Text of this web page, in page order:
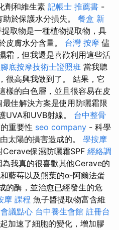
劑和維生素 記帳士 推薦書 -
於保護水分損失。 餐盒 新
取物是一種植物提取物，具
皮膚水分含量。 台灣 按摩 儘
霜，但我還是喜歡利用這些活
腳底按摩技術士證照班 當我聽
很高興我做到了。 結果，它
樣的白色層，並且很容易在皮
最佳解決方案是使用防曬霜限
UVA和UVB射線。 台中整骨
重要性 seo company - 科學
太陽的損害造成的。 學按摩
Cerave保濕防曬霜SPF 經絡調
我真的很喜歡其他Cerave的
藍莓以及熊葉的α-阿爾法蛋
的酶，並治愈已經發生的危
摩 課程 魚子醬提取物富含維
會議點心 台中養生會館 註冊台
加速了細胞的變化，增加膠